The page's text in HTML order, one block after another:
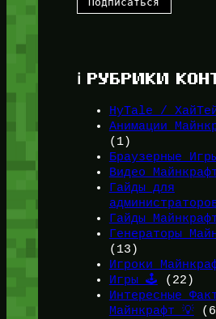
ℹ️ РУБРИКИ
HyTale /
Анимации
(1)
Браузерные
Видео
Гайды для
Гайды
Генераторы
(13)
Игроки
Игры 🕹️ (22)
Интересные
Майнкрафт 💡